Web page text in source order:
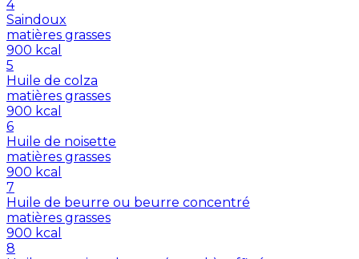
4
Saindoux
matières grasses
900 kcal
5
Huile de colza
matières grasses
900 kcal
6
Huile de noisette
matières grasses
900 kcal
7
Huile de beurre ou beurre concentré
matières grasses
900 kcal
8